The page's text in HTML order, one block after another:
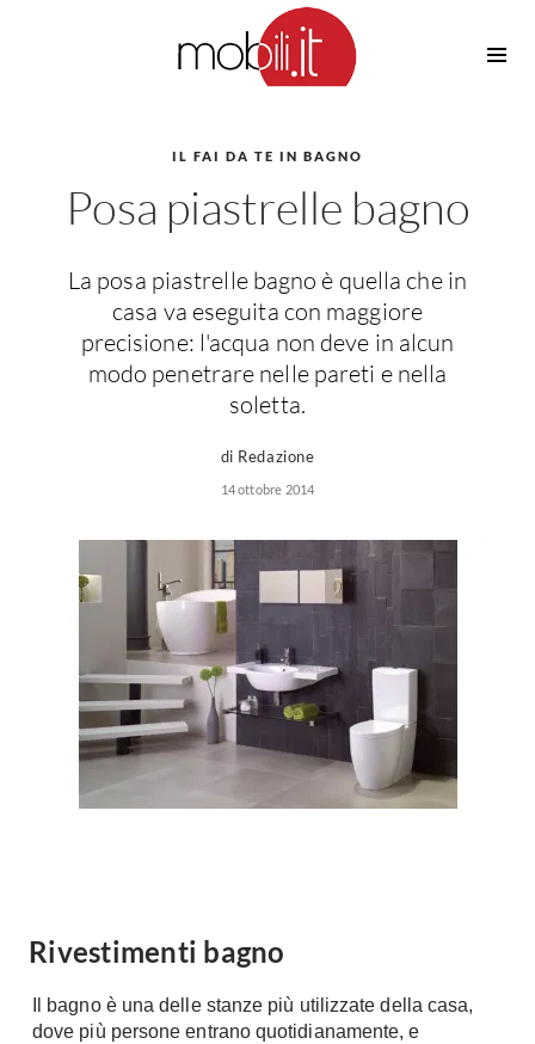
Cucine Design
Cucine Moderne
Cucine Classiche
Cucine Country
Cucine Monoblocco
Consigli Cucine
Attrezzature Interne
Forni
Cappe
Lavastoviglie
Lavatrici
Asciugatrici
Piccoli
Elettrodomestici
Casalinghi
Soggiorno
Mobili Soggiorno
Librerie
Irrigazione
Casette in Legno
Ombrelloni
Pergole
Giardinaggio
Faretti
Applique
Plafoniere
Riscaldamento
Caminetti
Stufe
Radiatori
Climatizzatore
IL FAI DA TE IN BAGNO
Posa piastrelle bagno
La posa piastrelle bagno è quella che in
casa va eseguita con maggiore
precisione: l'acqua non deve in alcun
modo penetrare nelle pareti e nella
soletta.
di Redazione
14 ottobre 2014
Rivestimenti bagno
Il bagno è una delle stanze più utilizzate della casa,
dove più persone entrano quotidianamente, e